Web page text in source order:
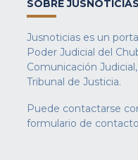
SOBRE JUSNOTICIAS
Jusnoticias es un
Poder Judicial del
Comunicación
Tribunal de Justicia.
Puede contactarse
formulario de contacto